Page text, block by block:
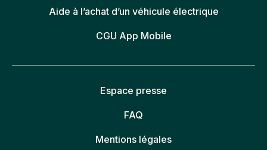
Aide à l’achat d’un véhicule électrique
CGU App Mobile
Espace presse
FAQ
Mentions légales